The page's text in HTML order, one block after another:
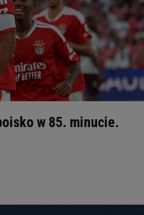
w 85. minucie.